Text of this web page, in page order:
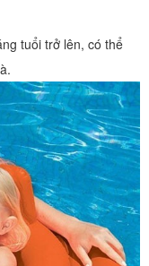
tuổi trở lên, có thể